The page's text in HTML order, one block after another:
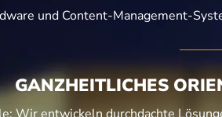
und Content-Management-
GANZHEITLICHES
Wir entwickeln durchdachte